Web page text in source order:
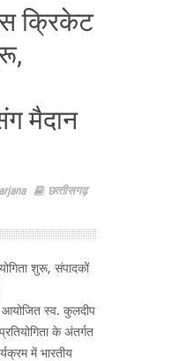
क्रिकेट
मैदान
छत्‍तीसगढ़
शुरू, संपादकों
आयोजित स्व. कुलदीप
के अंतर्गत
में भारतीय